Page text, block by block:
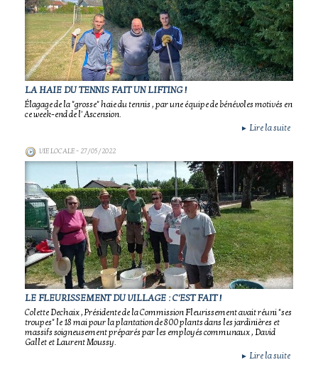
LA HAIE DU TENNIS FAIT UN LIFTING !
Élagage de la "grosse" haie du tennis , par une équipe de bénévoles motivés en
ce week-end de l' Ascension.
► Lire la suite
VIE LOCALE- 27/05/2022
LE FLEURISSEMENT DU VILLAGE : C'EST FAIT !
Colette Dechaix , Présidente de la Commission Fleurissement avait réuni "ses
troupes" le 18 mai pour la plantation de 800 plants dans les jardinières et
massifs soigneusement préparés par les employés communaux , David
Gallet et Laurent Moussy.
► Lire la suite